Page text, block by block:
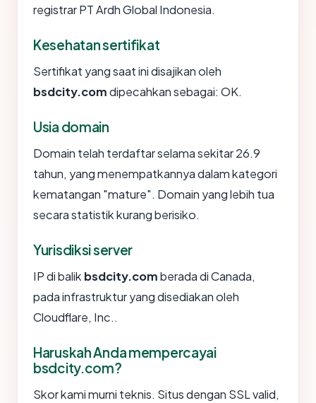
registrar PT Ardh Global Indonesia.
Kesehatan sertifikat
Sertifikat yang saat ini disajikan oleh
bsdcity.comdipecahkan sebagai: OK.
Usia domain
Domain telah terdaftar selama sekitar 26.9
tahun, yang menempatkannya dalam kategori
kematangan "mature". Domain yang lebih tua
secara statistik kurang berisiko.
Yurisdiksi server
IP di balik bsdcity.comberada di Canada,
pada infrastruktur yang disediakan oleh
Cloudflare, Inc..
Haruskah Anda mempercayai
bsdcity.com?
Skor kami murni teknis. Situs dengan SSL valid,